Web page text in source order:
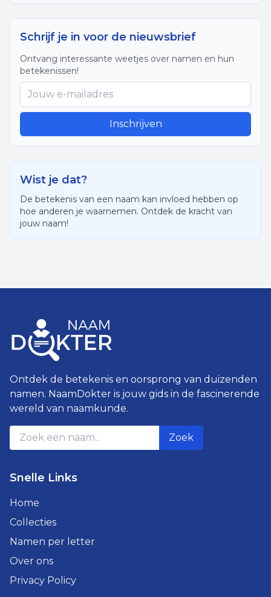
Schrijf je in voor de nieuwsbrief
Ontvang interessante weetjes over namen en hun
betekenissen!
Inschrijven
Wist je dat?
De betekenis van een naam kan invloed hebben op
hoe anderen je waarnemen. Ontdek de kracht van
jouw naam!
Ontdek de betekenis en oorsprong van duizenden
namen. NaamDokter is jouw gids in de fascinerende
wereld van naamkunde.
Zoek
Snelle Links
Home
Collecties
Namen per letter
Over ons
Privacy Policy